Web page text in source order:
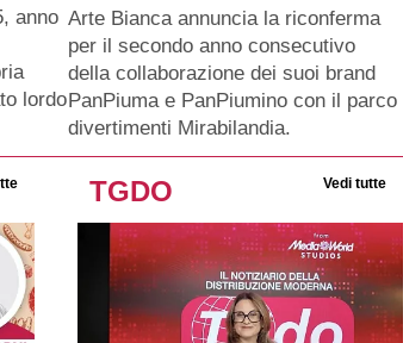
anno
lordo
Arte Bianca annuncia la riconferma
per il secondo anno consecutivo
della collaborazione dei suoi brand
PanPiuma e PanPiumino con il parco
divertimenti Mirabilandia.
TGDO Vedi tutte